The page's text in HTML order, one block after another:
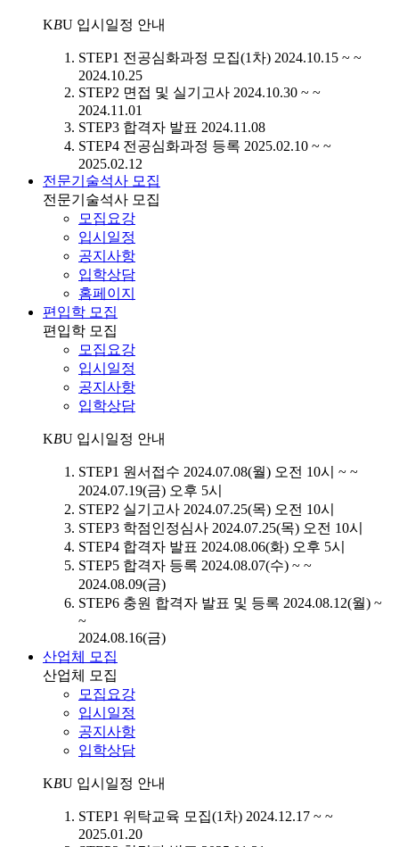
KBU 입시일정 안내
STEP1 전공심화과정 모집(1차) 2024.10.15 ~ ~
2024.10.25
STEP2 면접 및 실기고사 2024.10.30 ~ ~
2024.11.01
STEP3 합격자 발표 2024.11.08
STEP4 전공심화과정 등록 2025.02.10 ~ ~
2025.02.12
전문기술석사 모집
전문기술석사 모집
모집요강
입시일정
공지사항
입학상담
홈페이지
편입학 모집
편입학 모집
모집요강
입시일정
공지사항
입학상담
KBU 입시일정 안내
STEP1 원서접수 2024.07.08(월) 오전 10시 ~ ~
2024.07.19(금) 오후 5시
STEP2 실기고사 2024.07.25(목) 오전 10시
STEP3 학점인정심사 2024.07.25(목) 오전 10시
STEP4 합격자 발표 2024.08.06(화) 오후 5시
STEP5 합격자 등록 2024.08.07(수) ~ ~
2024.08.09(금)
STEP6 충원 합격자 발표 및 등록 2024.08.12(월) ~
~
2024.08.16(금)
산업체 모집
산업체 모집
모집요강
입시일정
공지사항
입학상담
KBU 입시일정 안내
STEP1 위탁교육 모집(1차) 2024.12.17 ~ ~
2025.01.20